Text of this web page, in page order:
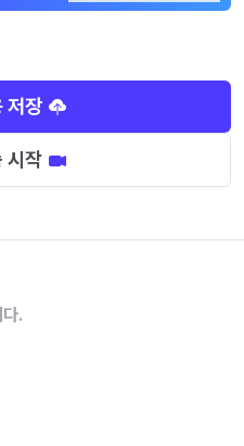
저장
시작
.